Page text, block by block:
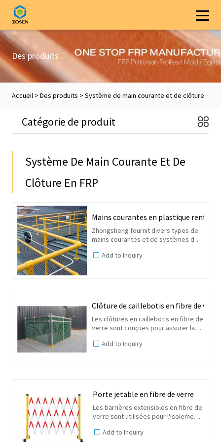
Des produits
Accueil> Des produits > Système de main courante et de clôture
en FRP
Système De Main Courante Et De
Clôture En FRP
Mains courantes en plastique
Zhongsheng fournit divers types de
mains courantes et de systèmes de
renforcé de fibre de verre. En ce qui
Add to Inquiry
Clôture de caillebotis en fibre de verre
Les clôtures en caillebotis en fibre de
verre sont conçues pour assurer la
équipements électriques, des
Add to Inquiry
Porte jetable en fibre de verre
Les barrières extensibles en fibre de
verre sont utilisées pour l'isolement
l'alimentation électrique, de
Add to Inquiry
Catégorie de produit